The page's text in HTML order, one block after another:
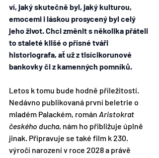
ví, jaký skutečně byl, jaký kulturou,
emocemi i láskou prosycený byl celý
jeho život. Chci změnit s několika přáteli
to staleté klišé o přísné tváři
historiografa, ať už z tisícikorunové
bankovky či z kamenných pomníků.
Letos k tomu bude hodně příležitostí.
Nedávno publikovaná první beletrie o
mladém Palackém, román Aristokrat
českého ducha, nám ho přibližuje úplně
jinak. Připravuje se také film k 230.
výročí narození v roce 2028 a právě